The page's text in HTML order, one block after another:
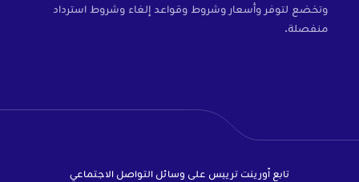
وتخضع لتوفر وأسعار وشروط وقواعد إلغاء وشروط استرداد
منفصلة.
تابع أورينت تريبس على وسائل التواصل الاجتماعي